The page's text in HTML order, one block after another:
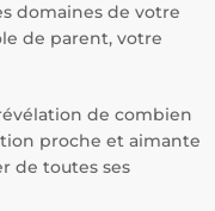
domaines de votre
de parent, votre
de combien
proche et aimante
de toutes ses